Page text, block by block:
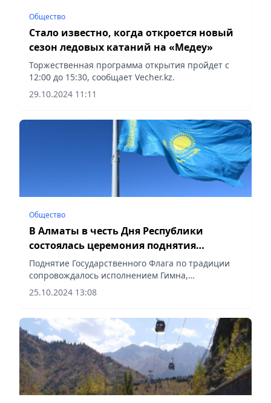
Общество
Стало известно, когда откроется новый
сезон ледовых катаний на «Медеу»
Торжественная программа открытия пройдет с
12:00 до 15:30, сообщает Vecher.kz.
29.10.2024 11:11
Общество
В Алматы в честь Дня Республики
состоялась церемония поднятия
Государственного флага
Поднятие Государственного Флага по традиции
сопровождалось исполнением Гимна,
сообщает Vecher.kz.
25.10.2024 13:08